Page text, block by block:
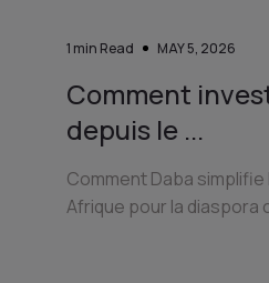
1 min Read MAY 5, 2026
Comment
depuis le ...
Comment Daba
Afrique pour la diaspora